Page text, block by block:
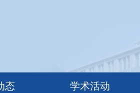
态 学术活动